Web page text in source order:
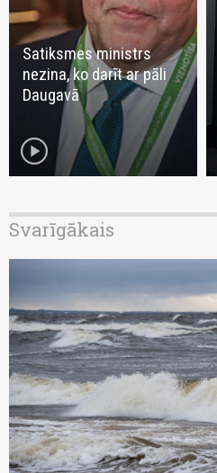
Satiksmes ministrs
nezina, ko darīt ar pāli
Daugavā
play_circle
Svarīgākais